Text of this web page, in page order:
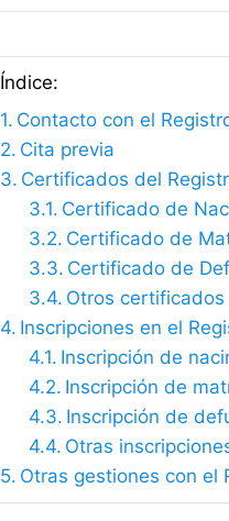
Índice:
Contacto con el
Cita previa
Certificados del
Certificado de
Certificado de
Certificado de
Otros certificados
Inscripciones en el
Inscripción de
Inscripción de
Inscripción de
Otras
Otras gestiones con el